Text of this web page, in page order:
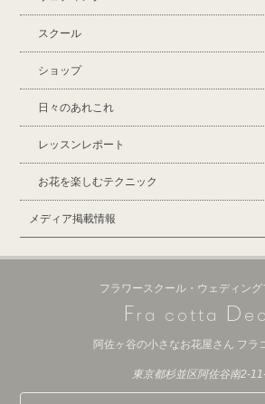
スクール
ショップ
日々のあれこれ
レッスンレポート
お花を楽しむテクニック
メディア掲載情報
フラワースクール・ウェディング
Fra cotta D
阿佐ヶ谷の小さなお花屋さん フラ
東京都杉並区阿佐谷南2-